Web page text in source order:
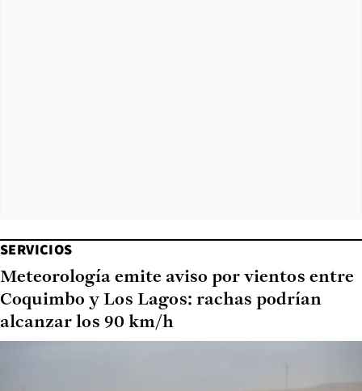
SERVICIOS
Meteorología emite aviso por vientos entre
Coquimbo y Los Lagos: rachas podrían
alcanzar los 90 km/h